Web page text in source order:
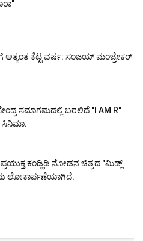
ಅತ್ಯಂತ ಕೆಟ್ಟ ವರ್ಷ: ಸಂಜಯ್ ಮಂಜ್ರೇಕರ್
ಸಮಾಗಮದಲ್ಲಿ ಬರಲಿದೆ "I AM R"
ಸಿನಿಮಾ.
ಕಂಡ್ಹಿಡಿ ನೋಡನ ಚಿತ್ರದ "ಮಿಡ್ಲ್
ಲೋಕಾರ್ಪಣೆಯಾಗಿದೆ.